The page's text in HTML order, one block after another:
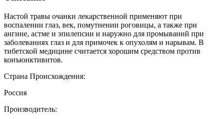
Настой травы очанки лекарственной применяют при
воспалении глаз, век, помутнении роговицы, а также при
ангине, acтме и эпилепсии и наружно для промываний при
заболеваниях глаз и для примочек к опухолям и нарывам. В
тибетской медицине считается хорошим средством против
конъюнктивитов.
Страна Происхождения:
Россия
Производитель: